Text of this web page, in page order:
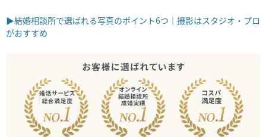
▶結婚相談所で選ばれる写真のポイント6つ｜撮影はスタジオ・プロ
がおすすめ